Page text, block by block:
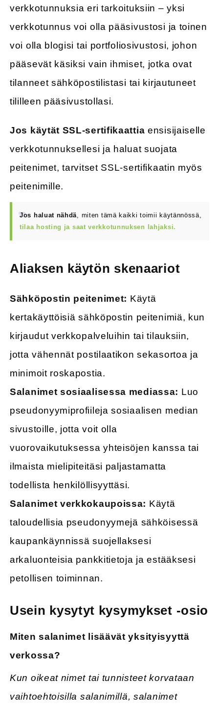
verkkotunnuksia eri tarkoituksiin – yksi
verkkotunnus voi olla pääsivustosi ja toinen
voi olla blogisi tai portfoliosivustosi, johon
pääsevät käsiksi vain ihmiset, jotka ovat
tilanneet sähköpostilistasi tai kirjautuneet
tililleen pääsivustollasi.
Jos käytät SSL-sertifikaattia ensisijaiselle
verkkotunnuksellesi ja haluat suojata
peitenimet, tarvitset SSL-sertifikaatin myös
peitenimille.
Jos haluat nähdä , miten tämä kaikki toimii käytännössä,
tilaa hosting ja saat verkkotunnuksen lahjaksi.
Aliaksen käytön skenaariot
Sähköpostin peitenimet: Käytä
kertakäyttöisiä sähköpostin peitenimiä, kun
kirjaudut verkkopalveluihin tai tilauksiin,
jotta vähennät postilaatikon sekasortoa ja
minimoit roskapostia.
Salanimet sosiaalisessa mediassa: Luo
pseudonyymiprofiileja sosiaalisen median
sivustoille, jotta voit olla
vuorovaikutuksessa yhteisöjen kanssa tai
ilmaista mielipiteitäsi paljastamatta
todellista henkilöllisyyttäsi.
Salanimet verkkokaupoissa: Käytä
taloudellisia pseudonyymejä sähköisessä
kaupankäynnissä suojellaksesi
arkaluonteisia pankkitietoja ja estääksesi
petollisen toiminnan.
Usein kysytyt kysymykset -osio
Miten salanimet lisäävät yksityisyyttä
verkossa?
Kun oikeat nimet tai tunnisteet korvataan
vaihtoehtoisilla salanimillä, salanimet